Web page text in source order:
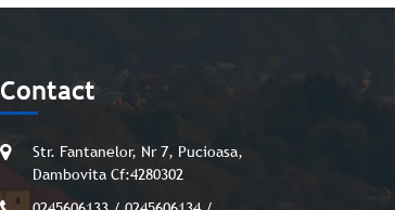
Contact
Str. Fantanelor, Nr 7, Pucioasa,
Dambovita Cf:4280302